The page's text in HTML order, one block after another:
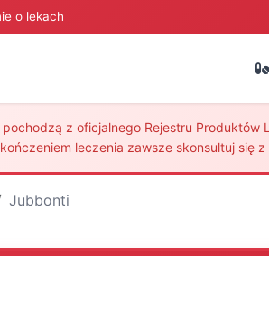
o lekach
pochodzą z oficjalnego Rejestru Produktów
leczenia zawsze skonsultuj się
Jubbonti